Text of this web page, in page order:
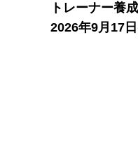
トレーナー養
2026年9月17